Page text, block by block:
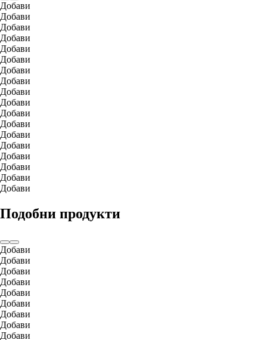
Добави
Добави
Добави
Добави
Добави
Добави
Добави
Добави
Добави
Добави
Добави
Добави
Добави
Добави
Добави
Добави
Добави
Добави
Подобни продукти
Добави
Добави
Добави
Добави
Добави
Добави
Добави
Добави
Добави